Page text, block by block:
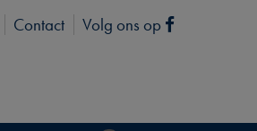
Contact Volg ons op Facebook